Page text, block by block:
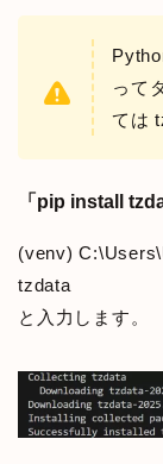
って
ては
「pip install
(venv)
tzdata
と入力します。